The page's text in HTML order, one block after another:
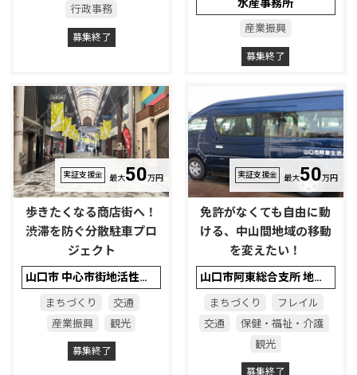
行政事務
募集終了
水産事務所
産業振興
募集終了
実証支援金 最大50万円
歩きたくなる商店街へ！
渋滞を防ぐ分散駐車プロ
ジェクト
山口市 中心市街地活性化推進室
まちづくり
交通
産業振興
観光
募集終了
実証支援金 最大50万円
免許がなくても自由に動
ける、中山間地域の移動
を変えたい！
山口市阿東総合支所 地域振興課
まちづくり
フレイル
交通
保健・福祉・介護
観光
募集終了